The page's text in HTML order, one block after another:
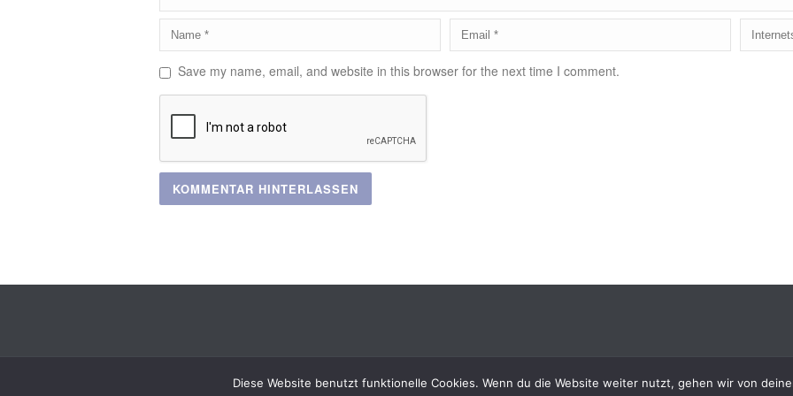
Save my name, email, and website in this browser for the next time I comment.
Copyright All Rights Reserved ©Diese Website benutzt funktionelle Cookies. Wenn du die Website weiter nutzt, gehen wir von